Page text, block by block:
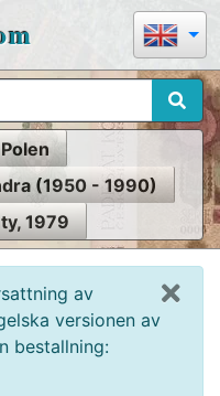
Polen
(1950 - 1990)
1979
av
versionen av
bestallning: